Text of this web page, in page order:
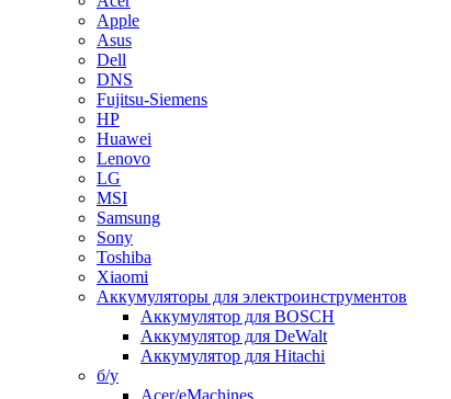
Apple
Asus
Dell
DNS
Fujitsu-Siemens
HP
Huawei
Lenovo
LG
MSI
Samsung
Sony
Toshiba
Xiaomi
Аккумуляторы для электроинструментов
Аккумулятор для BOSCH
Аккумулятор для DeWalt
Аккумулятор для Hitachi
б/у
Acer/eMachines